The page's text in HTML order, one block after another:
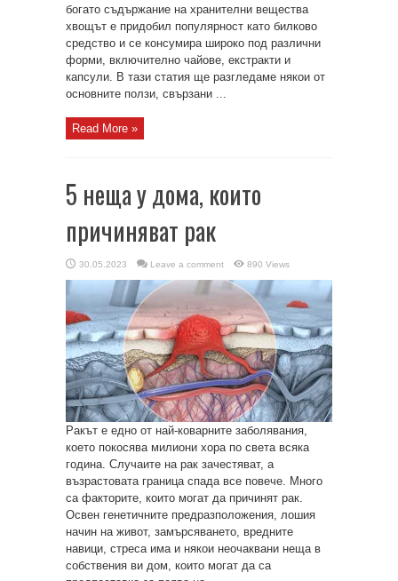
богато съдържание на хранителни вещества
хвощът е придобил популярност като билково
средство и се консумира широко под различни
форми, включително чайове, екстракти и
капсули. В тази статия ще разгледаме някои от
основните ползи, свързани ...
Read More »
5 неща у дома, които
причиняват рак
30.05.2023 Leave a comment 890 Views
Ракът е едно от най-коварните заболявания,
което покосява милиони хора по света всяка
година. Случаите на рак зачестяват, а
възрастовата граница спада все повече. Много
са факторите, които могат да причинят рак.
Освен генетичните предразположения, лошия
начин на живот, замърсяването, вредните
навици, стреса има и някои неочаквани неща в
собствения ви дом, които могат да са